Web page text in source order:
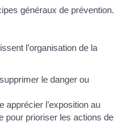
généraux de prévention.
l’organisation de la
le danger ou
apprécier l’exposition au
pour prioriser les actions de